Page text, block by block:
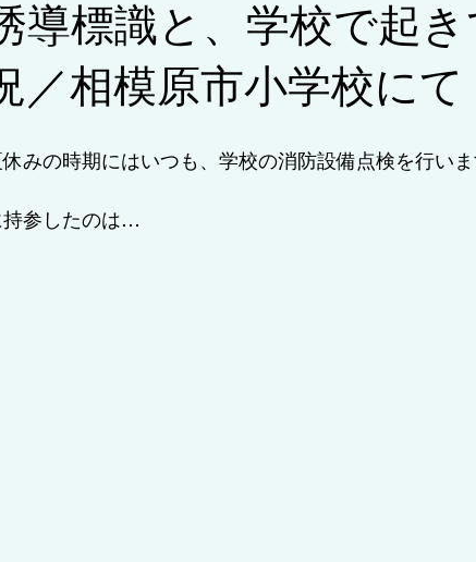
建物/商業施設・事業所 ◆工事/施工・改修 ◇コラム/
/耐用年数・更新期限
導標識と、学校で起
／相模原市小学校にて
みの時期にはいつも、学校の消防設備点検を行い
持参したのは…